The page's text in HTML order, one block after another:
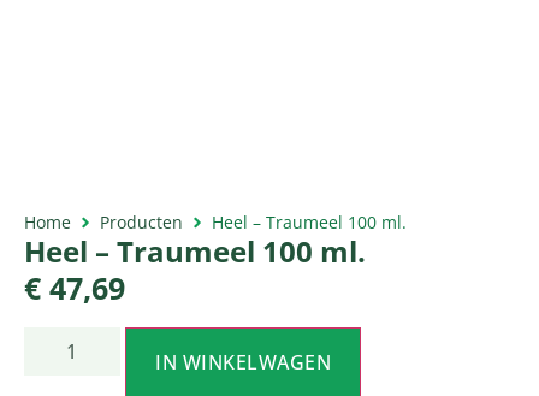
Home Producten Heel – Traumeel 100 ml.
Heel – Traumeel 100 ml.
€ 47,69
IN WINKELWAGEN